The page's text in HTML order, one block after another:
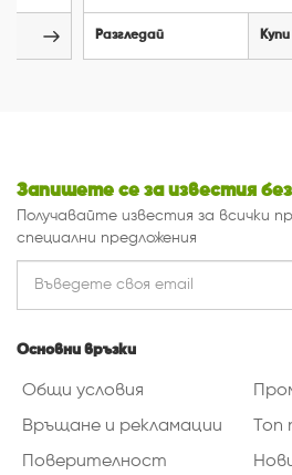
Разгледай Купи
Запишете се за известия
Получавайте известия за всички
специални предложения
Основни връзки
Общи условия
Връщане и рекламации
Поверителност